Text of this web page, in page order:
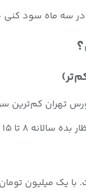
در سه ماه سود
وارد شوی، هزینهٔ ورود معقول است
که درگیر تحلیل و کندل نباشی خوب است.
می‌تونی ۵ تا ۱۰ شرکهٔ